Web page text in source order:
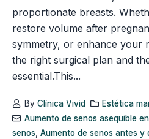
proportionate breasts.
restore volume after
symmetry, or enhance your
the right surgical plan and
essential.This...
By Clínica Vivid
Estética
Aumento de senos asequible
senos Aumento de senos antes y